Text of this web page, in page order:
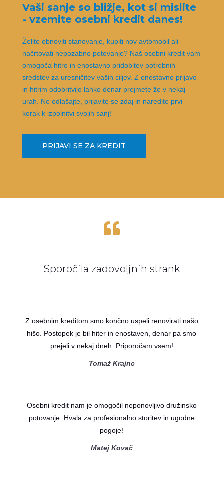
Vaši sanje so bližje, kot si mislite
- vzemite osebni kredit danes!
Želite obnoviti stanovanje, kupiti nov avtomobil ali
načrtovati nepozabno potovanje? Naš osebni kredit vam
omogoča hitro in enostavno pridobitev potrebnih
sredstev za uresničitev vaših ciljev. Z enostavno prijavo
in hitrim odobritvijo lahko denar prejmete že v nekaj
urah. Ne odlašajte, prijavite se zdaj in naredite prvi
korak k izpolnitvi svojih sanj!
PRIJAVI SE ZA KREDIT

Sporočila zadovoljnih strank
Z osebnim kreditom smo končno uspeli renovirati našo
hišo. Postopek je bil hiter in enostaven, denar pa smo
prejeli v nekaj dneh. Priporočam vsem!
Tomaž Krajnc
Osebni kredit nam je omogočil neponovljivo družinsko
potovanje. Hvala za profesionalno storitev in ugodne
pogoje!
Matej Kovač